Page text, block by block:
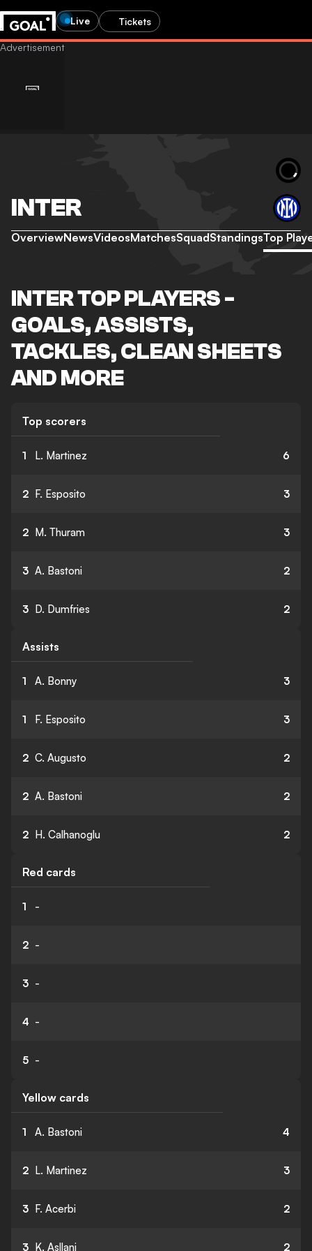
Live Tickets
INTER
OverviewNewsVideosMatchesSquadStandingsTop
INTER TOP PLAYERS -
GOALS, ASSISTS,
TACKLES, CLEAN SHEETS
AND MORE
Top scorers
1 L. Martinez 6
2 F. Esposito 3
2 M. Thuram 3
3 A. Bastoni 2
3 D. Dumfries 2
Assists
1 A. Bonny 3
1 F. Esposito 3
2 C. Augusto 2
2 A. Bastoni 2
2 H. Calhanoglu 2
Red cards
1 -
2 -
3 -
4 -
5 -
Yellow cards
1 A. Bastoni 4
2 L. Martinez 3
3 F. Acerbi 2
3 K. Asllani 2